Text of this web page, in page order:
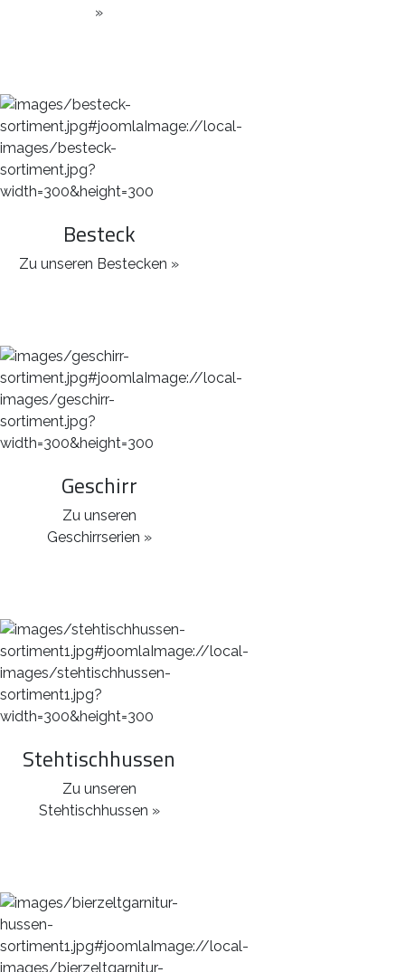
»
Besteck
Zu unseren Bestecken »
Geschirr
Zu unseren
Geschirrserien »
Stehtischhussen
Zu unseren
Stehtischhussen »